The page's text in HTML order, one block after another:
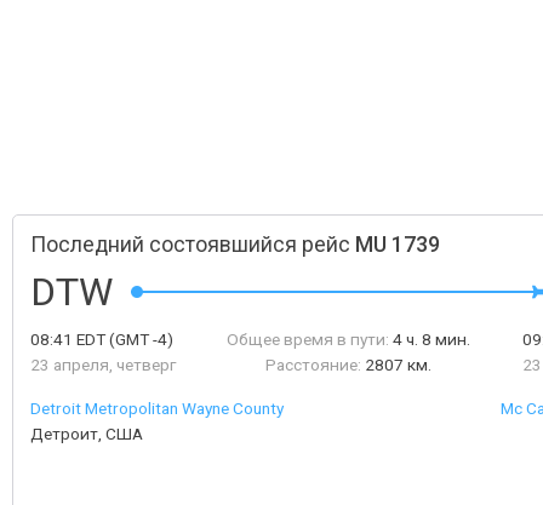
Последний состоявшийся рейс MU 1739
DTW
08:41 EDT(GMT -4)
23 апреля, четверг
Общее время в пути: 4 ч. 8 мин.
Расстояние: 2807 км.
Detroit Metropolitan Wayne County
Детроит, США
Mc